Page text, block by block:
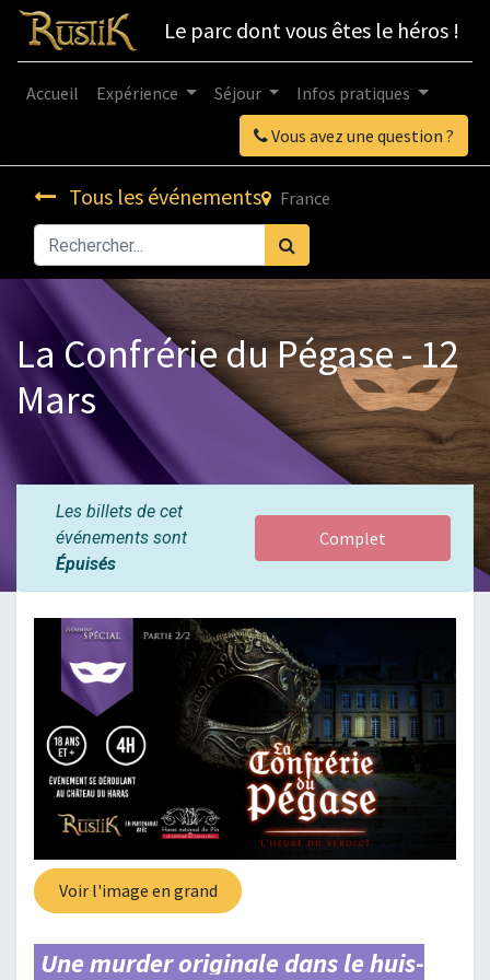
Le parc dont vous êtes le héros !
Vous avez une question ?
Accueil Expérience Séjour Infos pratiques
Tous les événements France
La Confrérie du Pégase - 12
Mars
Les billets de cet
événements sont
Épuisés
Complet
Voir l'image en grand
Une murder originale dans le huis-